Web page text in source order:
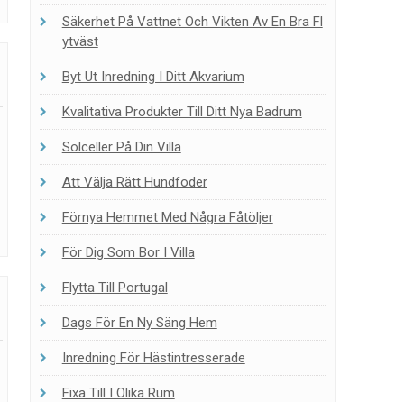
Säkerhet På Vattnet Och Vikten Av En Bra Fl
Ytväst
Byt Ut Inredning I Ditt Akvarium
Kvalitativa Produkter Till Ditt Nya Badrum
Solceller På Din Villa
Att Välja Rätt Hundfoder
Förnya Hemmet Med Några Fåtöljer
För Dig Som Bor I Villa
Flytta Till Portugal
Dags För En Ny Säng Hem
Inredning För Hästintresserade
Fixa Till I Olika Rum